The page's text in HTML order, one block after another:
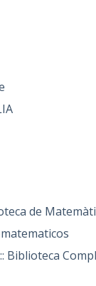
de
Biblioteca